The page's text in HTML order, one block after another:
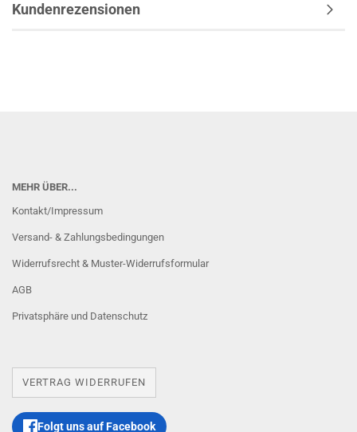
Kundenrezensionen
MEHR ÜBER...
Kontakt/Impressum
Versand- & Zahlungsbedingungen
Widerrufsrecht & Muster-Widerrufsformular
AGB
Privatsphäre und Datenschutz
VERTRAG WIDERRUFEN
Folgt uns auf Facebook